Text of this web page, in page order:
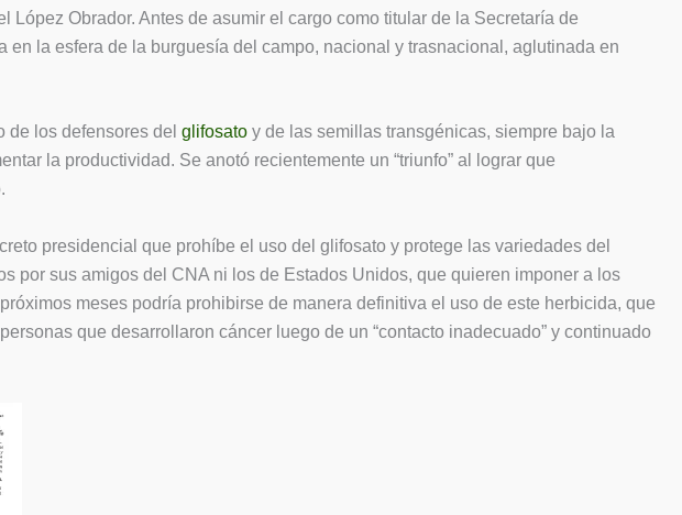
López Obrador. Antes de asumir el cargo como titular de la Secretaría de
la esfera de la burguesía del campo, nacional y trasnacional, aglutinada en
de los defensores del glifosato y de las semillas transgénicas, siempre bajo la
la productividad. Se anotó recientemente un “triunfo” al lograr que
presidencial que prohíbe el uso del glifosato y protege las variedades del
por sus amigos del CNA ni los de Estados Unidos, que quieren imponer a los
meses podría prohibirse de manera definitiva el uso de este herbicida, que
que desarrollaron cáncer luego de un “contacto inadecuado” y continuado